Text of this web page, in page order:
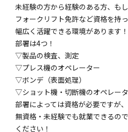
未経験の方から経験のある方、も
フォークリフト免許など資格を持っ
幅広く活躍できる環境があります！
部署は4つ！
▽製品の検査、測定
▽プレス機のオペレーター
▽ボンデ（表面処理）
▽ショット機・切断機のオペレー
部署によっては資格が必要ですが、
無資格・未経験でも就業できるの
ください！